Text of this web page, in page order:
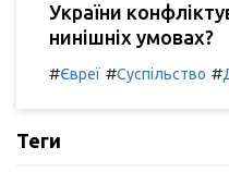
України
нинішніх умовах?
#Євреї #Суспільство #
Теги